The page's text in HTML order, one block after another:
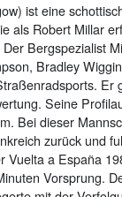
ist eine
als Robert Millar
Bergspezialist
Bradley
Seine
Bei dieser
zurück und
a España
Vorsprung.